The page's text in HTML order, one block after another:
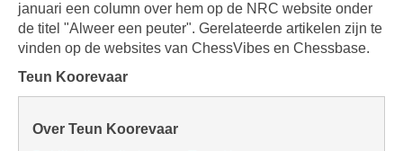
januari een column over hem op de NRC website onder
de titel "Alweer een peuter". Gerelateerde artikelen zijn te
vinden op de websites van ChessVibes en Chessbase.
Teun Koorevaar
Over Teun Koorevaar